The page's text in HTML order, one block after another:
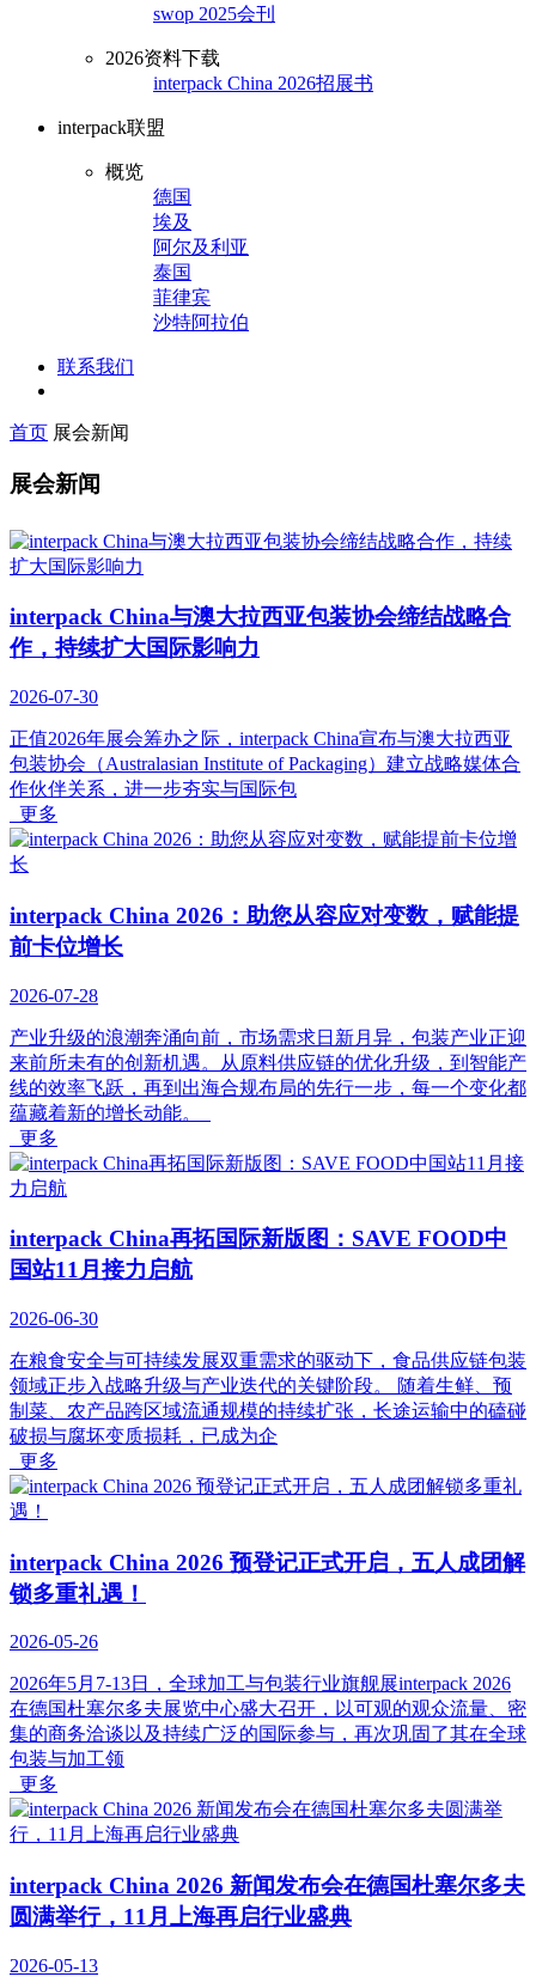
swop 2025会刊
2026资料下载
interpack China 2026招展书
interpack联盟
概览
德国
埃及
阿尔及利亚
泰国
菲律宾
沙特阿拉伯
联系我们
首页 展会新闻
展会新闻
interpack China与澳大拉西亚包装协会缔结战略合
作，持续扩大国际影响力
2026-07-30
正值2026年展会筹办之际，interpack China宣布与澳大拉西亚
包装协会（Australasian Institute of Packaging）建立战略媒体合
作伙伴关系，进一步夯实与国际包
更多
interpack China 2026：助您从容应对变数，赋能提
前卡位增长
2026-07-28
产业升级的浪潮奔涌向前，市场需求日新月异，包装产业正迎
来前所未有的创新机遇。从原料供应链的优化升级，到智能产
线的效率飞跃，再到出海合规布局的先行一步，每一个变化都
蕴藏着新的增长动能。
更多
interpack China再拓国际新版图：SAVE FOOD中
国站11月接力启航
2026-06-30
在粮食安全与可持续发展双重需求的驱动下，食品供应链包装
领域正步入战略升级与产业迭代的关键阶段。 随着生鲜、预
制菜、农产品跨区域流通规模的持续扩张，长途运输中的磕碰
破损与腐坏变质损耗，已成为企
更多
interpack China 2026 预登记正式开启，五人成团解
锁多重礼遇！
2026-05-26
2026年5月7-13日，全球加工与包装行业旗舰展interpack 2026
在德国杜塞尔多夫展览中心盛大召开，以可观的观众流量、密
集的商务洽谈以及持续广泛的国际参与，再次巩固了其在全球
包装与加工领
更多
interpack China 2026 新闻发布会在德国杜塞尔多夫
圆满举行，11月上海再启行业盛典
2026-05-13